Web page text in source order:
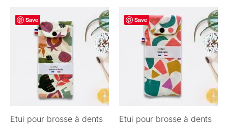
Save
Etui pour brosse à dents
Save
Etui pour brosse à dents